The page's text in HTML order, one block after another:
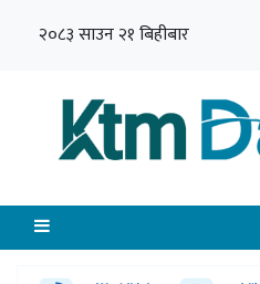
२०८३ साउन २१ बिहीबार